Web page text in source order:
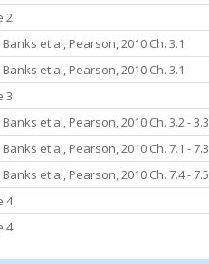
2
Banks et al, Pearson, 2010 Ch. 3.1
Banks et al, Pearson, 2010 Ch. 3.1
3
Banks et al, Pearson, 2010 Ch. 3.2 - 3.3
Banks et al, Pearson, 2010 Ch. 7.1 - 7.3
Banks et al, Pearson, 2010 Ch. 7.4 - 7.5
4
4